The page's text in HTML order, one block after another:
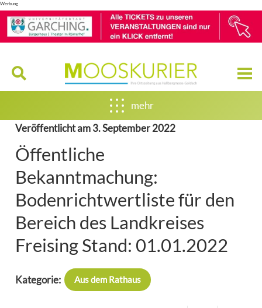
Werbung
mehr
Veröffentlicht am3. September 2022
Öffentliche
Bekanntmachung:
Bodenrichtwertliste für den
Bereich des Landkreises
Freising Stand: 01.01.2022
Kategorie: Aus dem Rathaus